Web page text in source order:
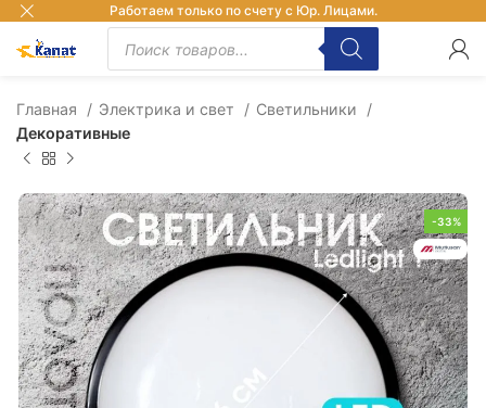
Главная Электрика и свет
Светильники
Декоративные
-33%
Работаем только по счету с Юр. Лицами.